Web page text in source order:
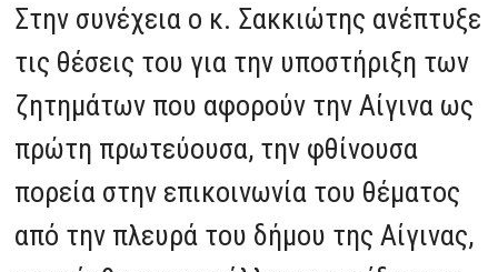
Στην συνέχεια ο κ. Σακκιώτης ανέπτυξε
τις θέσεις του για την υποστήριξη των
ζητημάτων που αφορούν την Αίγινα ως
πρώτη πρωτεύουσα, την φθίνουσα
πορεία στην επικοινωνία του θέματος
από την πλευρά του δήμου της Αίγινας,